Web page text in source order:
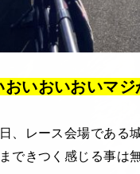
おいおいおいマジ
、レース会場である
できつく感じる事は